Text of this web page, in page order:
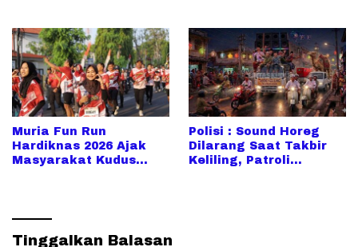
Muria Fun Run
Hardiknas 2026 Ajak
Masyarakat Kudus
Polisi : Sound Horeg
Dilarang Saat Takbir
Keliling, Patroli
Tinggalkan Balasan